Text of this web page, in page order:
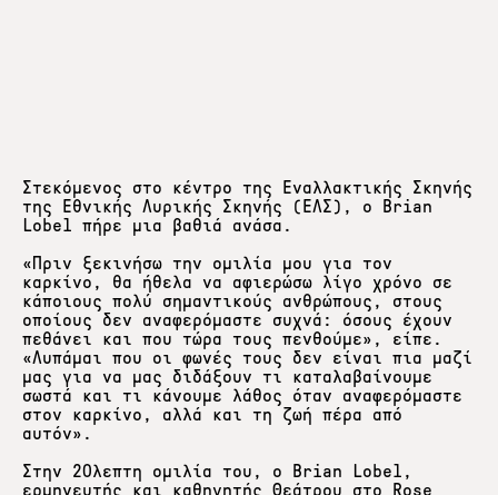
Στεκόμενος στο κέντρο της Εναλλακτικής Σκηνής
της Εθνικής Λυρικής Σκηνής (ΕΛΣ), ο Brian
Lobel πήρε μια βαθιά ανάσα.
«Πριν ξεκινήσω την ομιλία μου για τον
καρκίνο, θα ήθελα να αφιερώσω λίγο χρόνο σε
κάποιους πολύ σημαντικούς ανθρώπους, στους
οποίους δεν αναφερόμαστε συχνά: όσους έχουν
πεθάνει και που τώρα τους πενθούμε», είπε.
«Λυπάμαι που οι φωνές τους δεν είναι πια μαζί
μας για να μας διδάξουν τι καταλαβαίνουμε
σωστά και τι κάνουμε λάθος όταν αναφερόμαστε
στον καρκίνο, αλλά και τη ζωή πέρα από
αυτόν».
Στην 20λεπτη ομιλία του, ο Brian Lobel,
ερμηνευτής και καθηγητής Θεάτρου στο Rose